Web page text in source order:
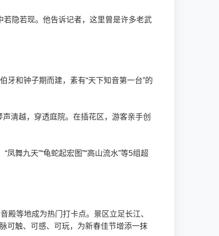
隐若现。他告诉记者，这里曾是许多老武
牙和钟子期而建，素有“天下知音第一台”的
清越，穿透庭院。在插花区，游客亲手创
舞九天”“龟蛇起宏图”“高山流水”等5组超
殿等地成为热门打卡点。景区立足长江、
可触、可感、可玩，为新春佳节增添一抹